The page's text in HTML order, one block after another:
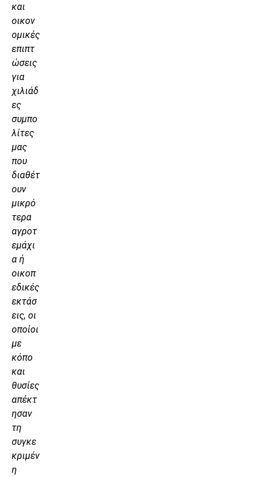
και
οικον
ομικές
επιπτ
ώσεις
για
χιλιάδ
ες
συμπο
λίτες
μας
που
διαθέτ
ουν
μικρό
τερα
αγροτ
εμάχι
α ή
οικοπ
εδικές
εκτάσ
εις, οι
οποίοι
με
κόπο
και
θυσίες
απέκτ
ησαν
τη
συγκε
κριμέν
η